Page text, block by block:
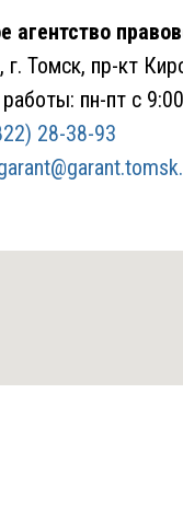
агентство
г. Томск, пр-кт
пн-пт с
28-38-93